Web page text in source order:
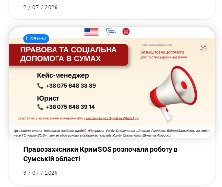
2 / 07 / 2026
Новини
Правозахисники КримSOS розпочали роботу в
Сумській області
3 / 07 / 2026